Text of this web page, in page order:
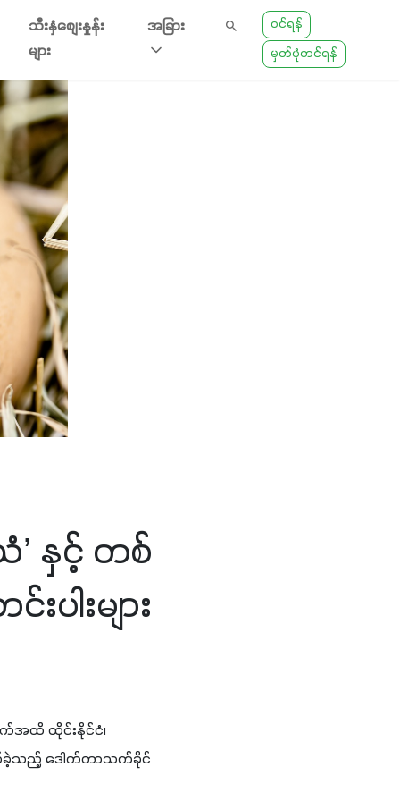
သီးနှံစျေးနှုန်း
များ
အခြား
ဝင်ရန်
မှတ်ပုံတင်ရန်
’ နှင့် တစ်
ါးများ
က်အထိ ထိုင်းနိုင်ငံ၊
ခဲ့သည့် ဒေါက်တာသက်ခိုင်